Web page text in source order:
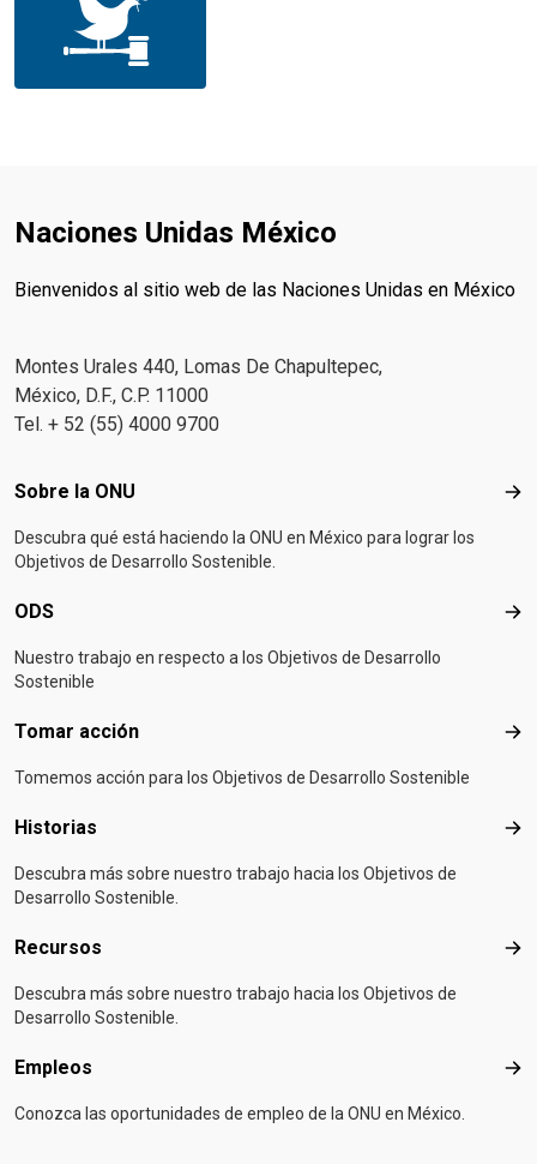
Naciones Unidas México
Bienvenidos al sitio web de las Naciones Unidas en México
Montes Urales 440, Lomas De Chapultepec,
México, D.F., C.P. 11000
Tel. + 52 (55) 4000 9700
Footer menu
Sobre la ONU
Descubra qué está haciendo la ONU en México para lograr los
Objetivos de Desarrollo Sostenible.
ODS
Nuestro trabajo en respecto a los Objetivos de Desarrollo
Sostenible
Tomar acción
Tomemos acción para los Objetivos de Desarrollo Sostenible
Historias
Descubra más sobre nuestro trabajo hacia los Objetivos de
Desarrollo Sostenible.
Recursos
Descubra más sobre nuestro trabajo hacia los Objetivos de
Desarrollo Sostenible.
Empleos
Conozca las oportunidades de empleo de la ONU en México.